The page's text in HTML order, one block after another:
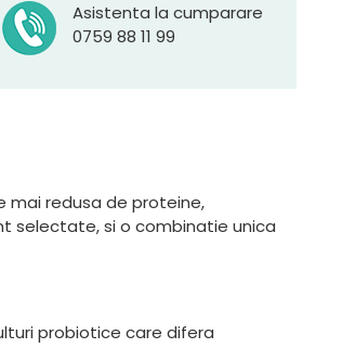
Asistenta la cumparare
0759 88 11 99
mai redusa de proteine,
selectate, si o combinatie unica
probiotice care difera